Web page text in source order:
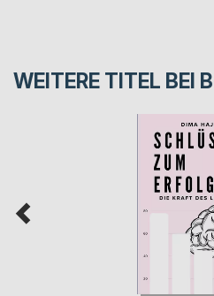
WEITERE TITEL BEI